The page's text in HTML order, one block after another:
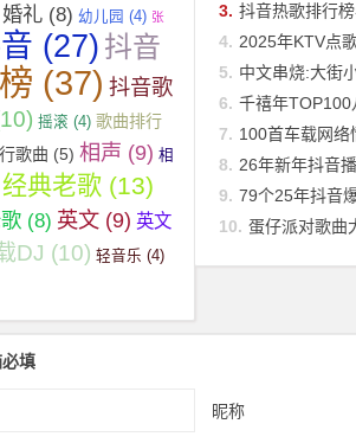
婚礼 (8) 幼儿园 (4) 张
(27) 抖音
(37) 抖音歌
摇滚 (4) 歌曲排行
歌曲 (5) 相声 (9) 相
经典老歌 (13)
(8) 英文 (9) 英文
DJ (10) 轻音乐 (4)
3. 抖音热歌排行榜
4. 2025年KTV点
5. 中文串烧:大街
6. 千禧年
7. 100首车载网络
8. 26年新年抖音
9. 79个25年抖音
10. 蛋仔派对歌曲
填
昵称